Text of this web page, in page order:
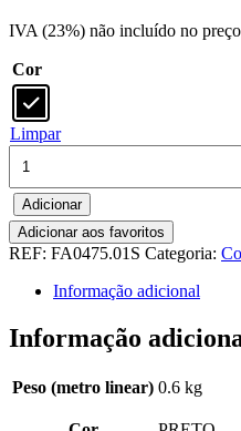
IVA (23%) não incluído no
Cor
Limpar
de
FA0475.01S
FELPA
AMERICANA
34%CO
Adicionar
Adicionar aos favoritos
REF: FA0475.01S Categoria:
Informação adicional
Informação
Peso (metro linear) 0.6 kg